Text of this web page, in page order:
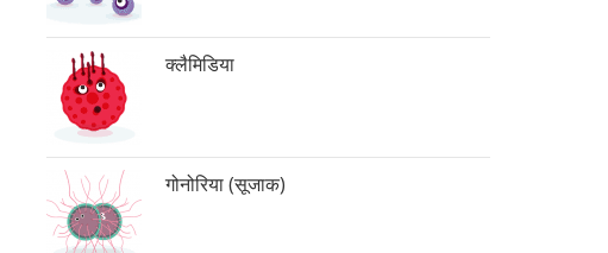
क्लैमिडिया
गोनोरिया (सूजाक)